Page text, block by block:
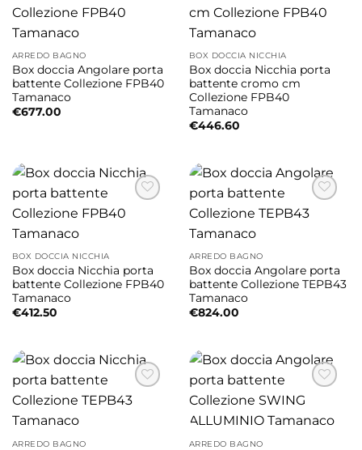
ARREDO BAGNO
Box doccia Angolare porta
battente Collezione FPB40
Tamanaco
€677.00
BOX DOCCIA NICCHIA
Box doccia Nicchia porta
battente cromo cm
Collezione FPB40
Tamanaco
€446.60
BOX DOCCIA NICCHIA
Box doccia Nicchia porta
battente Collezione FPB40
Tamanaco
€412.50
ARREDO BAGNO
Box doccia Angolare porta
battente Collezione TEPB43
Tamanaco
€824.00
ARREDO BAGNO ARREDO BAGNO